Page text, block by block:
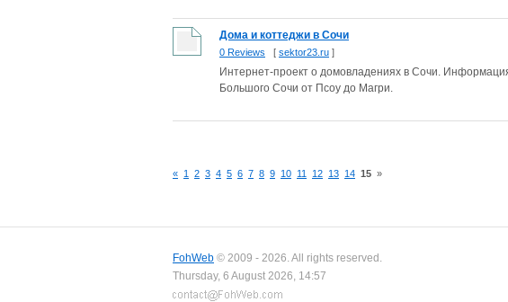
Дома и коттеджи в Сочи
0 Reviews [ sektor23.ru ]
Интернет-проект о домовладениях в Сочи.
Большого Сочи от Псоу до Магри.
« 1 2 3 4 5 6 7 8 9 10 11 12 13 14 15 »
FohWeb © 2009 - 2026. All rights reserved.
Thursday, 6 August 2026, 14:57